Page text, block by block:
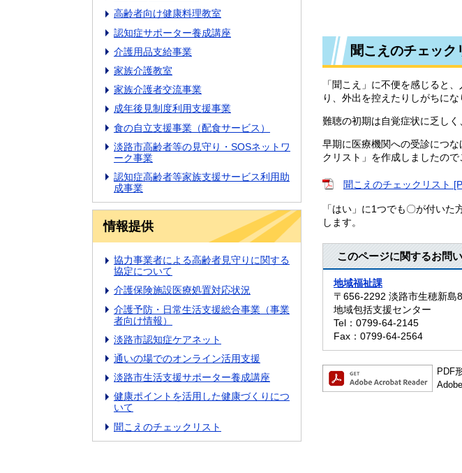
高齢者向け健康料理教室
認知症サポーター養成講座
介護用品支給事業
家族介護教室
家族介護者交流事業
成年後見制度利用支援事業
食の自立支援事業（配食サービス）
淡路市高齢者等の見守り・SOSネットワ
ーク事業
認知症高齢者等家族支援サービス利用助
成事業
情報提供
協力事業者による高齢者見守りに関する
協定について
介護保険施設医療処置対応状況
介護予防・日常生活支援総合事業（事業
者向け情報）
淡路市認知症ケアネット
通いの場でのオンライン活用支援
淡路市生活支援サポーター養成講座
健康ポイントを活用した健康づくりにつ
いて
聞こえのチェックリスト
聞こえのチェック
「聞こえ」に不便を感じると
り、外出を控えたりしがちに
難聴の初期は自覚症状に乏しく
早期に医療機関への受診につ
クリスト」を作成しましたので
聞こえのチェックリスト
「はい」に1つでも〇が付い
します。
このページに関するお問
地域福祉課
〒656-2292 淡路市生穂新島
地域包括支援センター
Tel：0799-64-2145
Fax：0799-64-2564
PDF